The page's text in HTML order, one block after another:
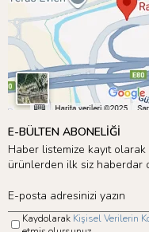
E-BÜLTEN ABONELİĞİ
Haber listemize kayıt
ürünlerden ilk siz haberdar
Kaydolarak Kişisel Verilerin